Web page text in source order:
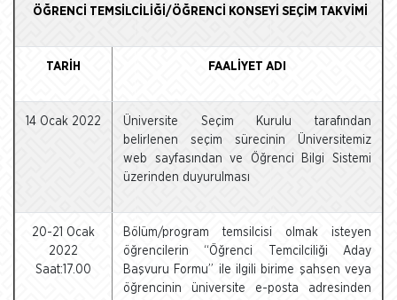
ÖĞRENCİ TEMSİLCİLİĞİ/ÖĞRENCİ KONSEYİ SEÇİM TAKVİMİ
TARİH FAALİYET ADI
14 Ocak 2022
Üniversite Seçim Kurulu tarafından
belirlenen seçim sürecinin Üniversitemiz
web sayfasından ve Öğrenci Bilgi Sistemi
üzerinden duyurulması
20-21 Ocak
2022
Saat:17.00
Bölüm/program temsilcisi olmak isteyen
öğrencilerin “Öğrenci Temcilciliği Aday
Başvuru Formu” ile ilgili birime şahsen veya
öğrencinin üniversite e-posta adresinden